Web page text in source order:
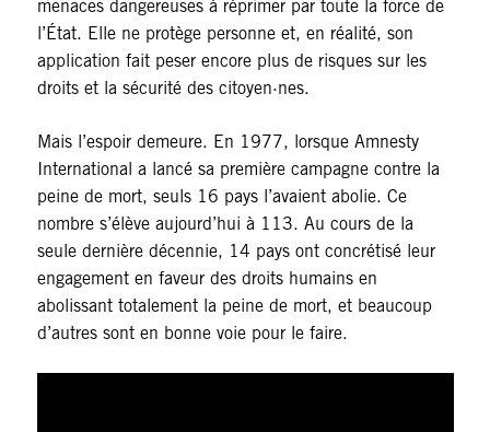
menaces dangereuses à réprimer par toute la force de
l’État. Elle ne protège personne et, en réalité, son
application fait peser encore plus de risques sur les
droits et la sécurité des citoyen·nes.
Mais l’espoir demeure. En 1977, lorsque Amnesty
International a lancé sa première campagne contre la
peine de mort, seuls 16 pays l’avaient abolie. Ce
nombre s’élève aujourd’hui à 113. Au cours de la
seule dernière décennie, 14 pays ont concrétisé leur
engagement en faveur des droits humains en
abolissant totalement la peine de mort, et beaucoup
d’autres sont en bonne voie pour le faire.